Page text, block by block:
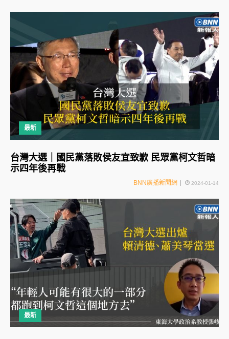
最新
台灣大選｜國民黨落敗侯友宜致歉 民眾黨柯文哲暗
示四年後再戰
BNN廣播新聞網 2024-01-14
最新